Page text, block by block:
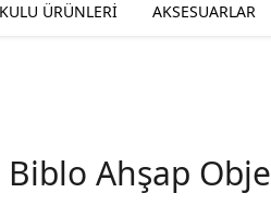
ÜRÜNLERİ AKSESUARLAR
Ahşap Obje